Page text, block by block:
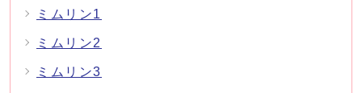
ミムリン1
ミムリン2
ミムリン3